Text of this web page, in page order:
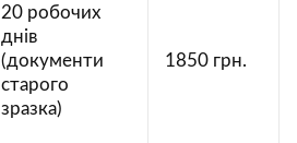
20 робочих
днів
(документи
старого
зразка)
1850 грн.